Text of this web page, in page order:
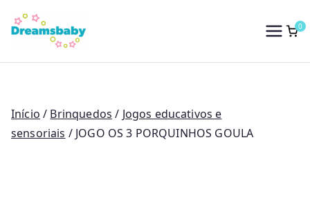
para
conteúdo
Dreams Baby
0
Início / Brinquedos / Jogos educativos e
sensoriais / JOGO OS 3 PORQUINHOS GOULA